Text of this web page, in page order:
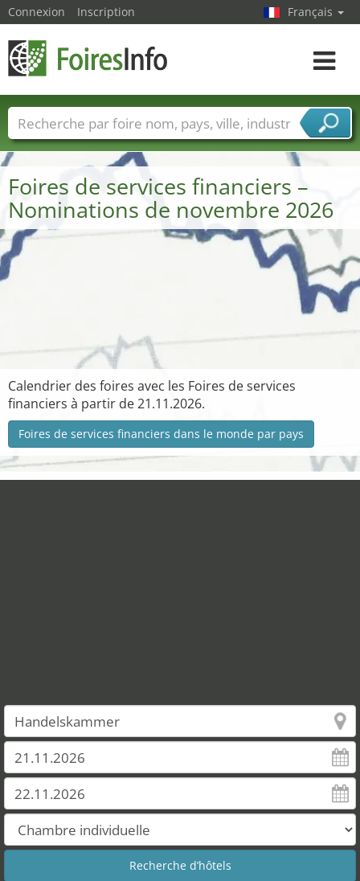
Foires de services financiers –
Nominations de novembre 2026
Calendrier des foires avec les Foires de services
financiers à partir de 21.11.2026.
Foires de services financiers dans le monde par pays
Connexion Inscription Français
Toggle
Foire noms Pays Villes
Secteurs de foire
Secteurs du fournisseur de services